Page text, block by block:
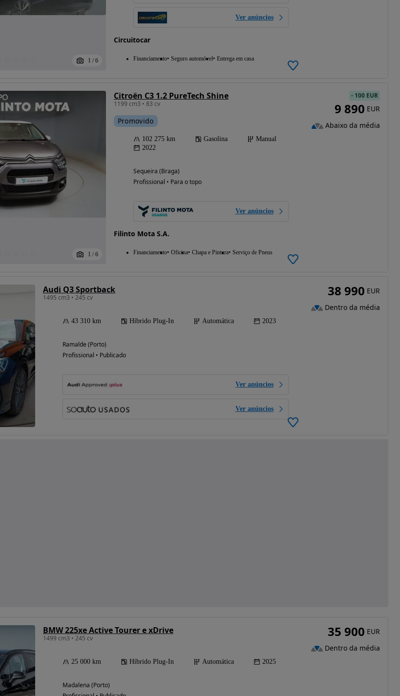
1 / 6
Ver anúncios
Circuitocar
Financiamento Seguro automóvel Entrega em casa
1 / 6
Citroën C3 1.2 PureTech Shine
1199 cm3 • 83 cv
Promovido
102 275 km Gasolina
Manual
2022
Sequeira (Braga)
Profissional • Para o topo
Ver anúncios
Filinto Mota S.A.
Financiamento Oficina Chapa e Pintura Serviço de Pneus
- 100 EUR
9 890 EUR
Abaixo da média
Audi Q3 Sportback
1495 cm3 • 245 cv
43 310 km Híbrido Plug-In Automática 2023
Ramalde (Porto)
Profissional • Publicado
Ver anúncios
Ver anúncios
38 990 EUR
Dentro da média
BMW 225xe Active Tourer e xDrive
1499 cm3 • 245 cv
25 000 km Híbrido Plug-In Automática 2025
Madalena (Porto)
35 900 EUR
Dentro da média